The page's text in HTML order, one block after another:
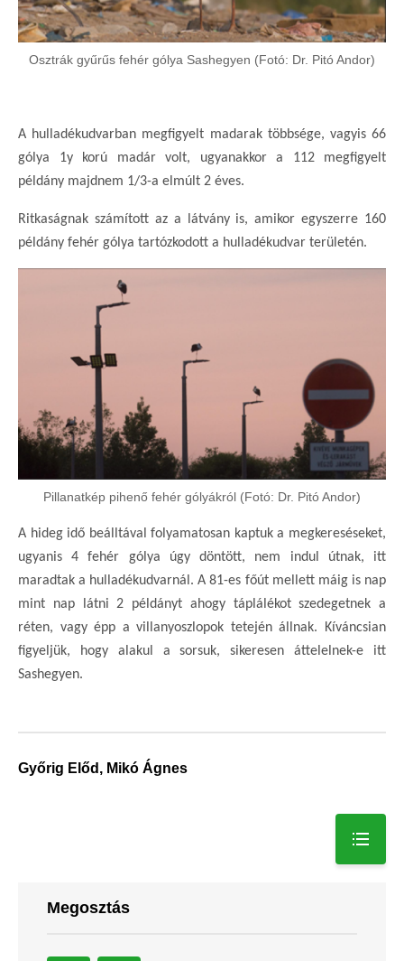
Osztrák gyűrűs fehér gólya Sashegyen (Fotó: Dr. Pitó Andor)
A hulladékudvarban megfigyelt madarak többsége, vagyis 66
gólya 1y korú madár volt, ugyanakkor a 112 megfigyelt
példány majdnem 1/3-a elmúlt 2 éves.
Ritkaságnak számított az a látvány is, amikor egyszerre 160
példány fehér gólya tartózkodott a hulladékudvar területén.
Pillanatkép pihenő fehér gólyákról (Fotó: Dr. Pitó Andor)
A hideg idő beálltával folyamatosan kaptuk a megkereséseket,
ugyanis 4 fehér gólya úgy döntött, nem indul útnak, itt
maradtak a hulladékudvarnál. A 81-es főút mellett máig is nap
mint nap látni 2 példányt ahogy táplálékot szedegetnek a
réten, vagy épp a villanyoszlopok tetején állnak. Kíváncsian
figyeljük, hogy alakul a sorsuk, sikeresen áttelelnek-e itt
Sashegyen.
Győrig Előd, Mikó Ágnes
Megosztás